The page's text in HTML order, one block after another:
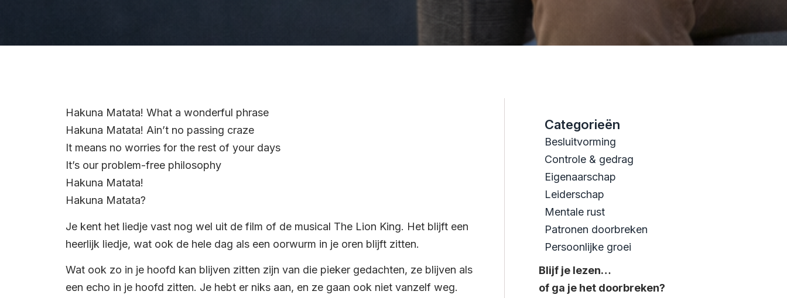
Categorieën
Besluitvorming
Controle & gedrag
Eigenaarschap
Leiderschap
Mentale rust
Patronen doorbreken
Persoonlijke groei
Blijf je lezen…
of ga je het doorbreken?
Hakuna Matata! What a wonderful phrase
Hakuna Matata! Ain’t no passing craze
It means no worries for the rest of your days
It’s our problem-free philosophy
Hakuna Matata!
Hakuna Matata?
Je kent het liedje vast nog wel uit de film of de musical The Lion King. Het blijft een
heerlijk liedje, wat ook de hele dag als een oorwurm in je oren blijft zitten.
Wat ook zo in je hoofd kan blijven zitten zijn van die pieker gedachten, ze blijven als
een echo in je hoofd zitten. Je hebt er niks aan, en ze gaan ook niet vanzelf weg.